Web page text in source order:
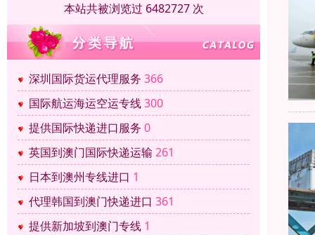
本站共被浏览过 6482727 次
深圳国际货运代理服务 366
国际航运海运空运专线300
提供国际快递进口服务 0
英国到澳门国际快递运输 261
日本到澳州专线进口 1
代理韩国到澳门快递进口 361
提供新加坡到澳门专线 1